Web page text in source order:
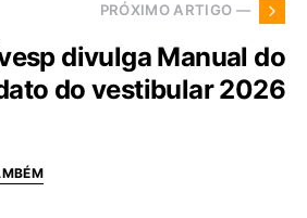
PRÓXIMO ARTIGO —
divulga Manual do
do vestibular 2026